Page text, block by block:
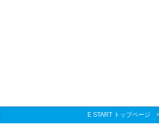
E START トップページ